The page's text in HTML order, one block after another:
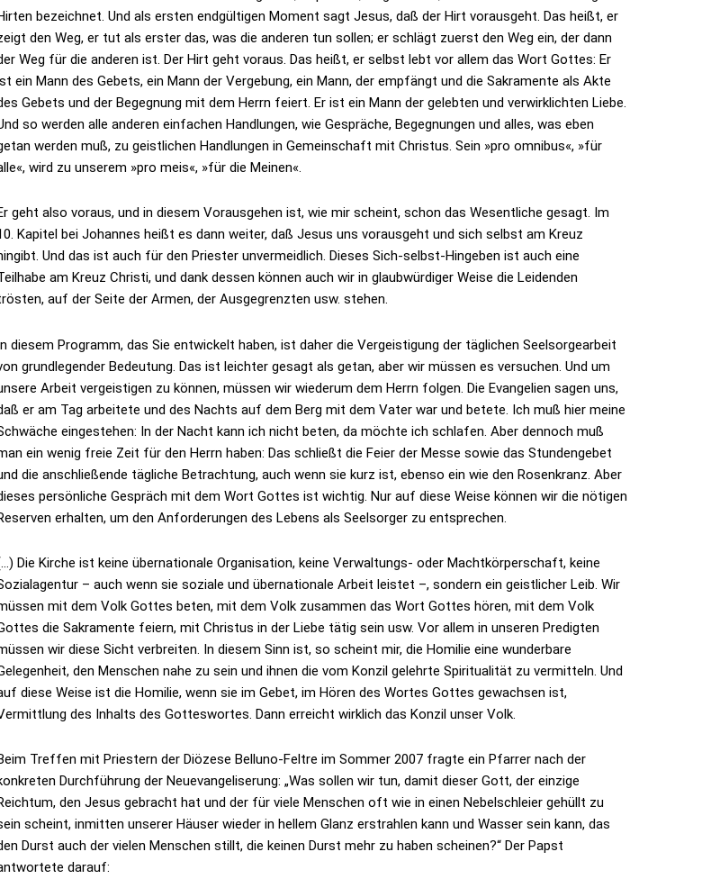
bezeichnet. Und als ersten endgültigen Moment sagt Jesus, daß der Hirt vorausgeht. Das heißt, er
den Weg, er tut als erster das, was die anderen tun sollen; er schlägt zuerst den Weg ein, der dann
Weg für die anderen ist. Der Hirt geht voraus. Das heißt, er selbst lebt vor allem das Wort Gottes: Er
ein Mann des Gebets, ein Mann der Vergebung, ein Mann, der empfängt und die Sakramente als Akte
Gebets und der Begegnung mit dem Herrn feiert. Er ist ein Mann der gelebten und verwirklichten Liebe.
so werden alle anderen einfachen Handlungen, wie Gespräche, Begegnungen und alles, was eben
werden muß, zu geistlichen Handlungen in Gemeinschaft mit Christus. Sein »pro omnibus«, »für
wird zu unserem »pro meis«, »für die Meinen«.
geht also voraus, und in diesem Vorausgehen ist, wie mir scheint, schon das Wesentliche gesagt. Im
Kapitel bei Johannes heißt es dann weiter, daß Jesus uns vorausgeht und sich selbst am Kreuz
Und das ist auch für den Priester unvermeidlich. Dieses Sich-selbst-Hingeben ist auch eine
am Kreuz Christi, und dank dessen können auch wir in glaubwürdiger Weise die Leidenden
auf der Seite der Armen, der Ausgegrenzten usw. stehen.
diesem Programm, das Sie entwickelt haben, ist daher die Vergeistigung der täglichen Seelsorgearbeit
grundlegender Bedeutung. Das ist leichter gesagt als getan, aber wir müssen es versuchen. Und um
Arbeit vergeistigen zu können, müssen wir wiederum dem Herrn folgen. Die Evangelien sagen uns,
er am Tag arbeitete und des Nachts auf dem Berg mit dem Vater war und betete. Ich muß hier meine
eingestehen: In der Nacht kann ich nicht beten, da möchte ich schlafen. Aber dennoch muß
ein wenig freie Zeit für den Herrn haben: Das schließt die Feier der Messe sowie das Stundengebet
die anschließende tägliche Betrachtung, auch wenn sie kurz ist, ebenso ein wie den Rosenkranz. Aber
persönliche Gespräch mit dem Wort Gottes ist wichtig. Nur auf diese Weise können wir die nötigen
erhalten, um den Anforderungen des Lebens als Seelsorger zu entsprechen.
Die Kirche ist keine übernationale Organisation, keine Verwaltungs- oder Machtkörperschaft, keine
– auch wenn sie soziale und übernationale Arbeit leistet –, sondern ein geistlicher Leib. Wir
mit dem Volk Gottes beten, mit dem Volk zusammen das Wort Gottes hören, mit dem Volk
die Sakramente feiern, mit Christus in der Liebe tätig sein usw. Vor allem in unseren Predigten
wir diese Sicht verbreiten. In diesem Sinn ist, so scheint mir, die Homilie eine wunderbare
den Menschen nahe zu sein und ihnen die vom Konzil gelehrte Spiritualität zu vermitteln. Und
diese Weise ist die Homilie, wenn sie im Gebet, im Hören des Wortes Gottes gewachsen ist,
des Inhalts des Gotteswortes. Dann erreicht wirklich das Konzil unser Volk.
Treffen mit Priestern der Diözese Belluno-Feltre im Sommer 2007 fragte ein Pfarrer nach der
Durchführung der Neuevangeliserung: „Was sollen wir tun, damit dieser Gott, der einzige
den Jesus gebracht hat und der für viele Menschen oft wie in einen Nebelschleier gehüllt zu
scheint, inmitten unserer Häuser wieder in hellem Glanz erstrahlen kann und Wasser sein kann, das
Durst auch der vielen Menschen stillt, die keinen Durst mehr zu haben scheinen?“ Der Papst
darauf: